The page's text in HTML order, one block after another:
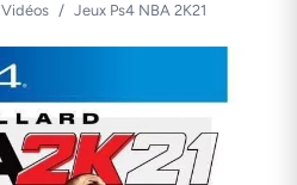
/ Jeux Ps4 NBA 2K21